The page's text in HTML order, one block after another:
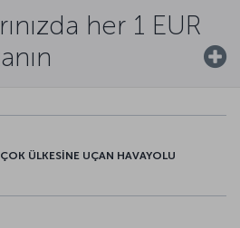
her 1 EUR
ÜLKESİNE UÇAN HAVAYOLU